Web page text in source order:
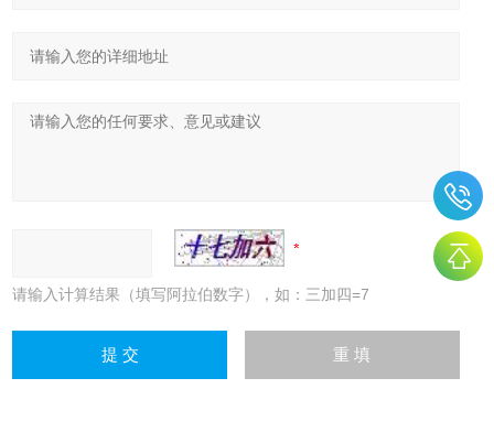
请输入计算结果（填写阿拉伯数字），如：三加四=7